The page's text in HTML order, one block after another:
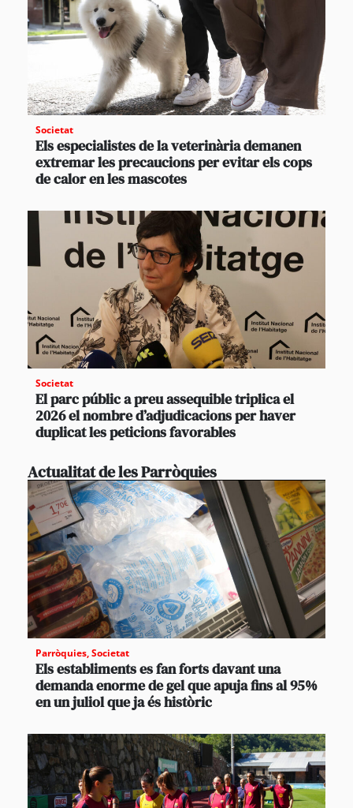
Societat
Els especialistes de la veterinària demanen
extremar les precaucions per evitar els cops
de calor en les mascotes
Societat
El parc públic a preu assequible triplica el
2026 el nombre d’adjudicacions per haver
duplicat les peticions favorables
Actualitat de les Parròquies
Parròquies,Societat
Els establiments es fan forts davant una
demanda enorme de gel que apuja fins al 95%
en un juliol que ja és històric